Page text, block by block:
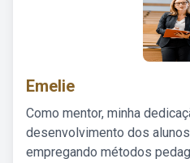
Emelie
Como mentor, minha
desenvolvimento dos
empregando métodos